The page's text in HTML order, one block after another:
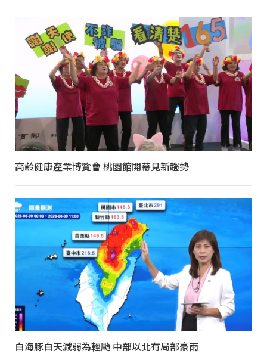
高齡健康產業博覽會 桃園館開幕見新趨勢
白海豚白天減弱為輕颱 中部以北有局部豪雨